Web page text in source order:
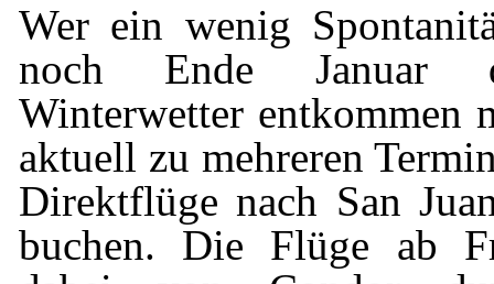
Wer ein wenig
noch Ende Januar
Winterwetter entkommen
aktuell zu mehreren
Direktflüge nach San
buchen. Die Flüge ab